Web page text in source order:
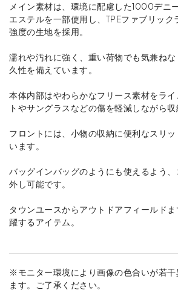
メイン素材は、環境に配慮した1000デニ
エステルを一部使用し、TPEファブリック
強度の生地を採用。
濡れや汚れに強く、重い荷物でも気兼ね
久性を備えています。
本体内部はやわらかなフリース素材をラ
トやサングラスなどの傷を軽減しながら収
フロントには、小物の収納に便利なスリ
います。
バッグインバッグのようにも使えるよう
外し可能です。
タウンユースからアウトドアフィールド
躍するアイテム。
※モニター環境により画像の色合いが若
ます。ご了承ください。